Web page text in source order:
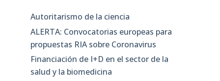
Autoritarismo de la ciencia
ALERTA: Convocatorias europeas para
propuestas RIA sobre Coronavirus
Financiación de I+D en el sector de la
salud y la biomedicina